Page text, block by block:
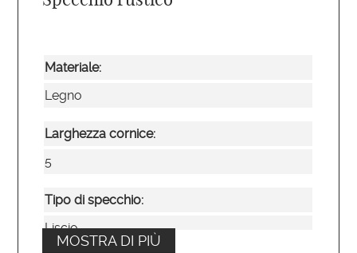
Materiale:
Legno
Larghezza cornice:
5
Tipo di specchio:
Liscio
MOSTRA DI PIÙ